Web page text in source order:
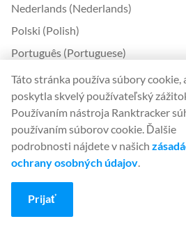
Nederlands (Nederlands)
Polski (Polish)
Português (Portuguese)
Svenska (Swedish)
Türkçe (Turkish)
中文 (Chinese)
Български (Bulgarian)
Čeština (Czech)
Dansk (Danish)
Ελληνικά (Greek)
Táto stránka používa súbory cookie,
poskytla skvelý používateľský
Používaním nástroja Ranktracker
používaním súborov cookie. Ďalšie
podrobnosti nájdete v našich
ochrany osobných údajov.
Prijať